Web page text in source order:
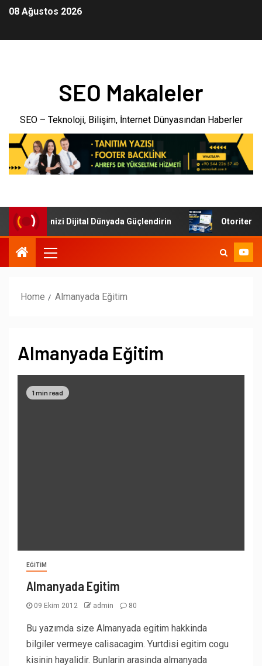
08 Ağustos 2026
SEO Makaleler
SEO – Teknoloji, Bilişim, İnternet Dünyasından Haberler
İşletmenizi Dijital Dünyada Güçlendirin Otoriter
Home Almanyada Eğitim
Almanyada Eğitim
1 min read
EĞITIM
Almanyada Egitim
09 Ekim 2012 admin 80
Bu yazımda size Almanyada egitim hakkinda
bilgiler vermeye calisacagim. Yurtdisi egitim cogu
kisinin hayalidir. Bunlarin arasinda almanyada